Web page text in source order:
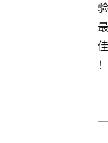
验
最
佳
！